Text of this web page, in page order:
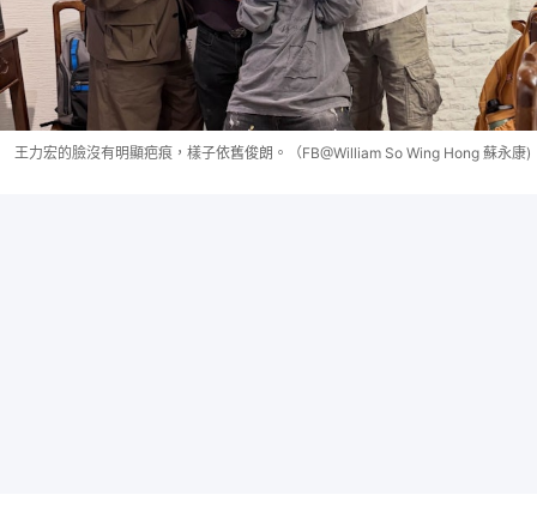
王力宏的臉沒有明顯疤痕，樣子依舊俊朗。（FB@William So Wing Hong 蘇永康)